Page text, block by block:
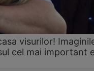
visurilor!
cel mai important